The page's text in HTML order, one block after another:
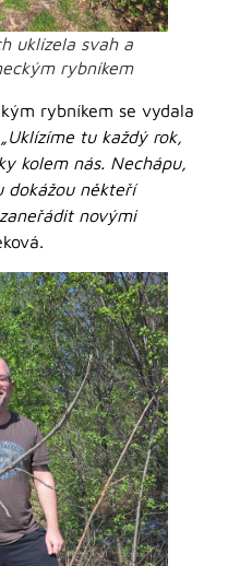
uklízela svah a
rybníkem
rybníkem se vydala
„Uklízíme tu každý rok,
kolem nás. Nechápu,
dokážou někteří
novými